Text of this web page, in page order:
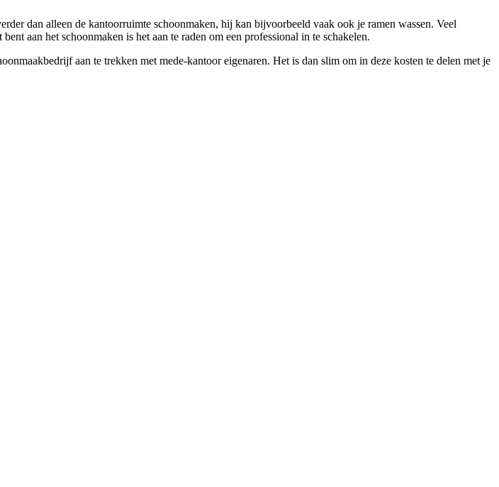
dan alleen de kantoorruimte schoonmaken, hij kan bijvoorbeeld vaak ook je ramen wassen. Veel
aan het schoonmaken is het aan te raden om een professional in te schakelen.
aan te trekken met mede-kantoor eigenaren. Het is dan slim om in deze kosten te delen met je